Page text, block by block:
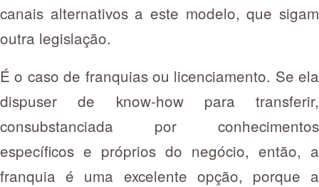
canais alternativos a este modelo, que sigam
outra legislação.
É o caso de franquias ou licenciamento. Se ela
dispuser de know-how para transferir,
consubstanciada por conhecimentos
específicos e próprios do negócio, então, a
franquia é uma excelente opção, porque a